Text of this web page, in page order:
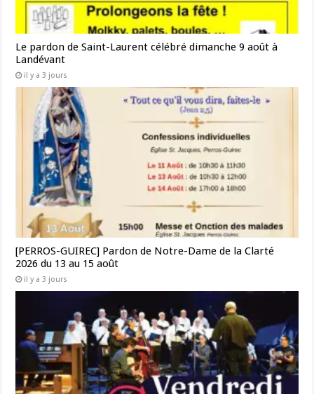
Le pardon de Saint-Laurent célébré dimanche 9 août à
Landévant
il y a 3 jours
[PERROS-GUIREC] Pardon de Notre-Dame de la Clarté
2026 du 13 au 15 août
il y a 3 jours